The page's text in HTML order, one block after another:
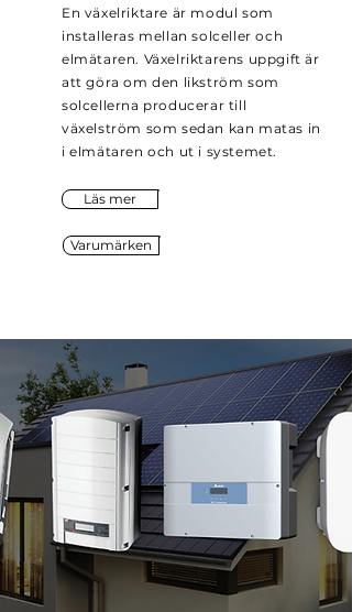
En växelriktare är modul som
installeras mellan solceller och
elmätaren. Växelriktarens uppgift är
att göra om den likström som
solcellerna producerar till
växelström som sedan kan matas in
i elmätaren och ut i systemet.
Läs mer
Varumärken